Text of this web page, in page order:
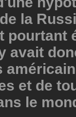
la
pourtant
avait
et de
le